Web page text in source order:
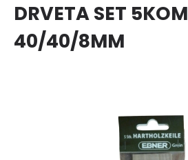
DRVETA SET 5KOM
40/40/8MM